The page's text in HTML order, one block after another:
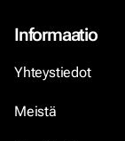
Informaatio
Yhteystiedot
Meistä